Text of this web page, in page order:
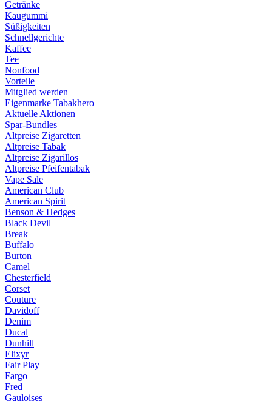
Getränke
Kaugummi
Süßigkeiten
Schnellgerichte
Kaffee
Tee
Nonfood
Vorteile
Mitglied werden
Eigenmarke Tabakhero
Aktuelle Aktionen
Spar-Bundles
Altpreise Zigaretten
Altpreise Tabak
Altpreise Zigarillos
Altpreise Pfeifentabak
Vape Sale
American Club
American Spirit
Benson & Hedges
Black Devil
Break
Buffalo
Burton
Camel
Chesterfield
Corset
Couture
Davidoff
Denim
Ducal
Dunhill
Elixyr
Fair Play
Fargo
Fred
Gauloises